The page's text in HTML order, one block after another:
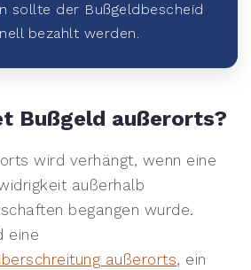
sollte der Bußgeldbescheid
bezahlt werden.
Bußgeld außerorts?
wird verhängt, wenn eine
außerhalb
begangen wurde.
eine
außerorts, ein